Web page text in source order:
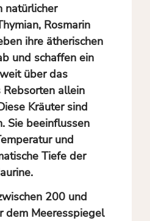
natürlicher
Rosmarin
ihre ätherischen
und schaffen ein
über das
allein
Kräuter sind
Sie beeinflussen
und
Tiefe der
200 und
dem Meeresspiegel